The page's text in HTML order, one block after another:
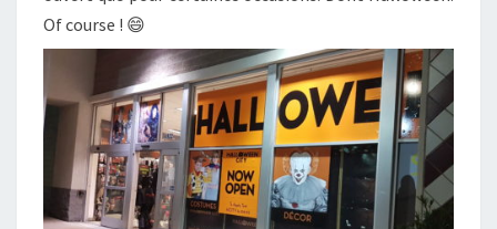
Of course ! 😄